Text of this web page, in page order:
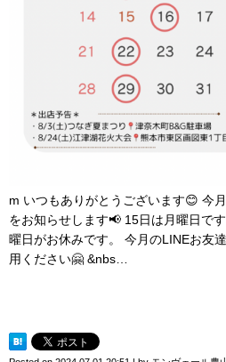
m いつもありがとうございます😊 今
をお知らせします📢 15日は月曜日で
曜日がお休みです。 今月のLINEお友
用ください🤗 &nbs…